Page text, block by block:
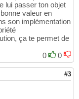
lui passer ton objet
valeur en
son implémentation
ça te permet de
0
0
#3